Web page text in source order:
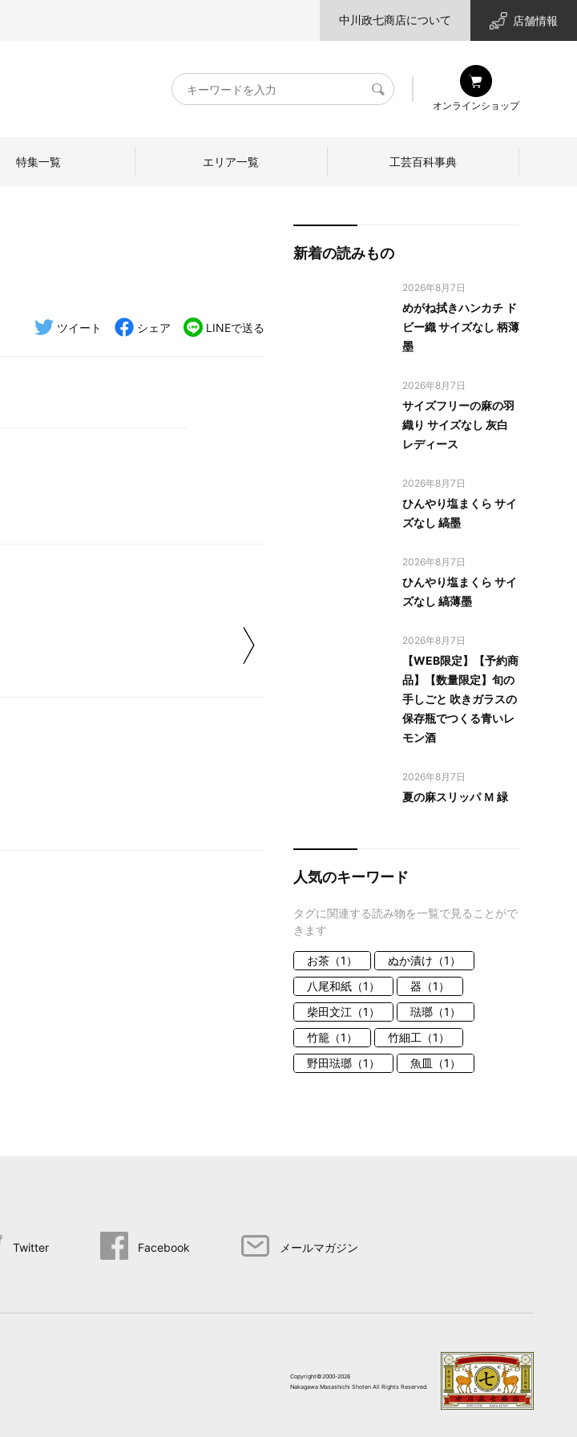
中川政七商店について 店舗情報
キ
ー
検
オンラインショップ
特集一覧 エリア一覧 工芸百科事典
ツイート シェア LINEで送る
新着の読みもの
2026年8月7日
めがね拭きハンカチ ド
ビー織 サイズなし 柄薄
墨
2026年8月7日
サイズフリーの麻の羽
織り サイズなし 灰白
レディース
2026年8月7日
ひんやり塩まくら サイ
ズなし 縞墨
2026年8月7日
ひんやり塩まくら サイ
ズなし 縞薄墨
2026年8月7日
【WEB限定】【予約商
品】【数量限定】旬の
手しごと 吹きガラスの
保存瓶でつくる青いレ
モン酒
2026年8月7日
夏の麻スリッパ Ｍ 緑
人気のキーワード
タグに関連する読み物を一覧で見ることがで
きます
お茶（1）
ぬか漬け（1）
八尾和紙（1）
器（1）
柴田文江（1）
琺瑯（1）
竹籠（1）
竹細工（1）
野田琺瑯（1）
魚皿（1）
Twitter Facebook メールマガジン
Copyright©2000-2026
Nakagawa Masashichi Shoten All Rights Reserved.